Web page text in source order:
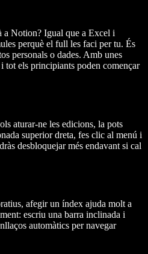
a Notion? Igual que a Excel i
perquè el full les faci per tu. És
personals o dades. Amb unes
tot els principiants poden començar
aturar-ne les edicions, la pots
superior dreta, fes clic al menú i
desbloquejar més endavant si cal
afegir un índex ajuda molt a
escriu una barra inclinada i
automàtics per navegar